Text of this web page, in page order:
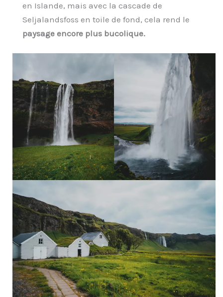
en Islande, mais avec la cascade de
Seljalandsfoss en toile de fond, cela rend le
paysage encore plus bucolique.